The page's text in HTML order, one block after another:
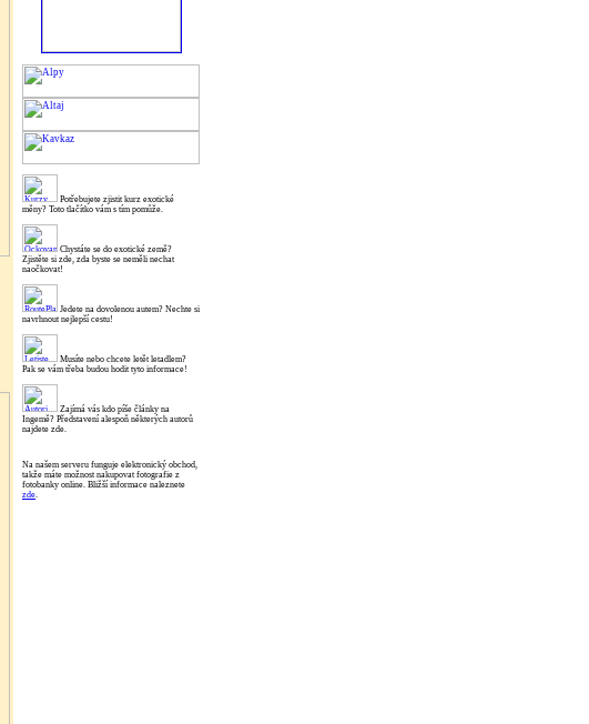
Potřebujete zjistit kurz exotické
měny? Toto tlačítko vám s tím pomůže.
Chystáte se do exotické země?
Zjistěte si zde, zda byste se neměli nechat
naočkovat!
Jedete na dovolenou autem? Nechte si
navrhnout nejlepší cestu!
Musíte nebo chcete letět letadlem?
Pak se vám třeba budou hodit tyto informace!
Zajímá vás kdo píše články na
Ingemě? Představení alespoň některých autorů
najdete zde.
Na našem serveru funguje elektronický obchod,
takže máte možnost nakupovat fotografie z
fotobanky online. Bližší informace naleznete
zde.